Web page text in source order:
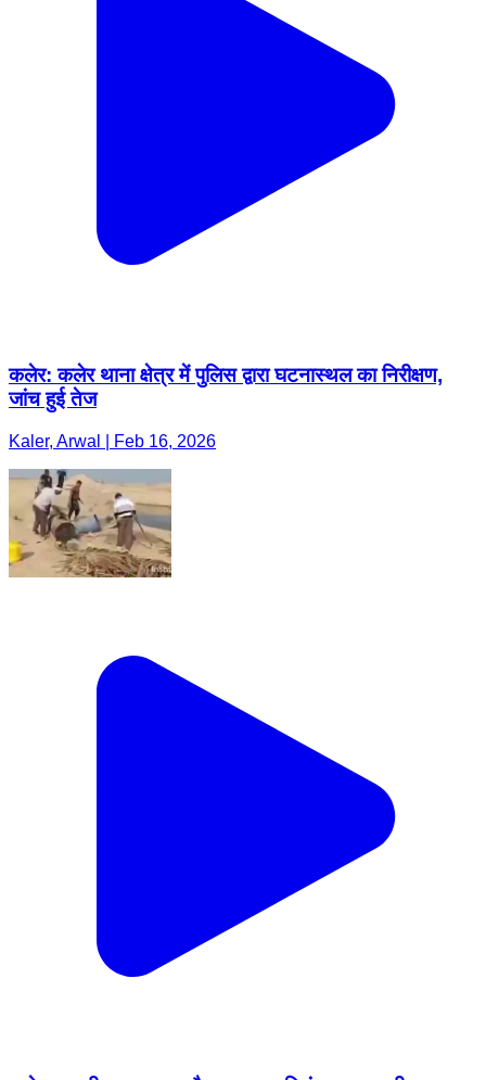
कलेर: कलेर थाना क्षेत्र में पुलिस द्वारा घटनास्थल का निरीक्षण,
जांच हुई तेज
Kaler, Arwal | Feb 16, 2026